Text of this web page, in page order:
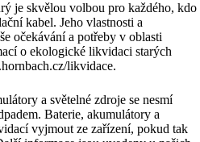
je skvělou volbou pro každého, kdo
kabel. Jeho vlastnosti a
očekávání a potřeby v oblasti
o ekologické likvidaci starých
likvidace.
a světelné zdroje se nesmí
Baterie, akumulátory a
vyjmout ze zařízení, pokud tak